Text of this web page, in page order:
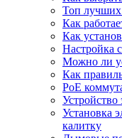
Топ лучших
Как
Как
Настройка
Можно ли
Как
PoE
Устройство
Установка
калитку